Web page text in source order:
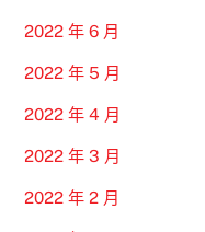
2022 年 6 月
2022 年 5 月
2022 年 4 月
2022 年 3 月
2022 年 2 月